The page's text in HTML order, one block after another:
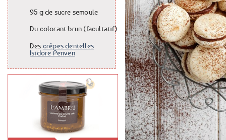
95 gde sucre semoule
Du colorant brun (facultatif)
Des crêpes dentelles
Isidore Penven